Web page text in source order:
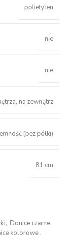
polietylen
nie
nie
na zewnątrz
(bez półki)
81 cm
, Donice czarne,
kolorowe,